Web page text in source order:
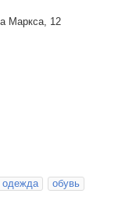
Маркса, 12
одежда обувь